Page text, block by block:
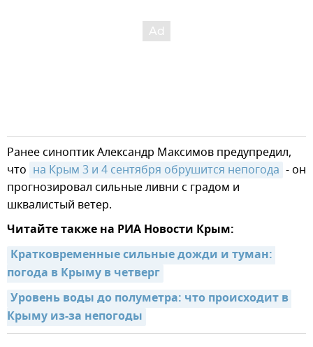
Ранее синоптик Александр Максимов предупредил,
что на Крым 3 и 4 сентября обрушится непогода - он
прогнозировал сильные ливни с градом и
шквалистый ветер.
Читайте также на РИА Новости Крым:
Кратковременные сильные дожди и туман:
погода в Крыму в четверг
Уровень воды до полуметра: что происходит в
Крыму из-за непогоды